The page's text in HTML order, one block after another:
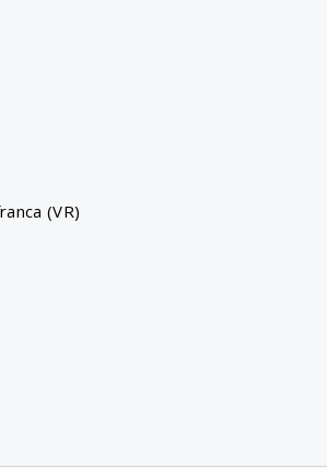
(VR)